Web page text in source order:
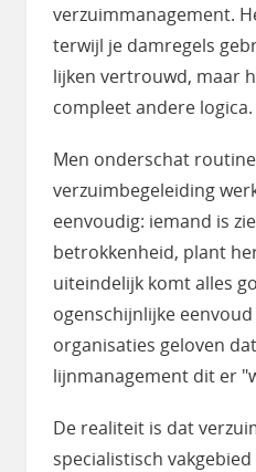
verzuimmanagement.
terwijl je damregels
lijken vertrouwd, maar
compleet andere logica.
Men onderschat
verzuimbegeleiding
eenvoudig: iemand is
betrokkenheid, plant
uiteindelijk komt alles
ogenschijnlijke
organisaties geloven
lijnmanagement dit er
De realiteit is dat
specialistisch